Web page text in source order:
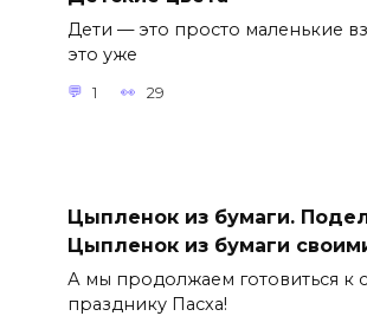
Дети — это просто маленькие
это уже
1 29
Цыпленок из бумаги.
Цыпленок из бумаги
А мы продолжаем готовиться к
празднику Пасха!